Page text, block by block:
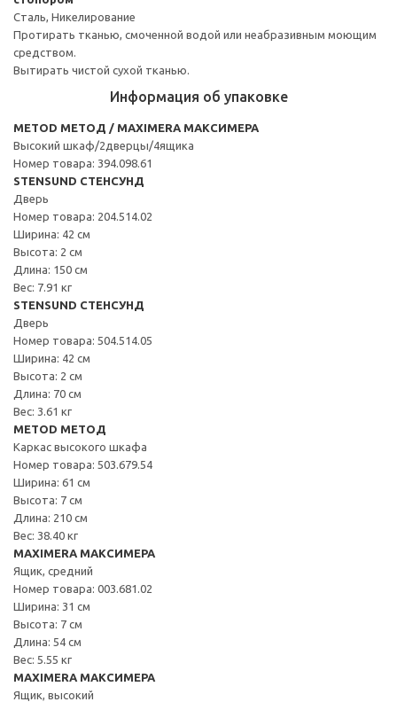
Сталь, Никелирование
Протирать тканью, смоченной водой или неабразивным моющим
средством.
Вытирать чистой сухой тканью.
Информация об упаковке
METOD МЕТОД / MAXIMERA МАКСИМЕРА
Высокий шкаф/2дверцы/4ящика
Номер товара: 394.098.61
STENSUND СТЕНСУНД
Дверь
Номер товара: 204.514.02
Ширина: 42 см
Высота: 2 см
Длина: 150 см
Вес: 7.91 кг
STENSUND СТЕНСУНД
Дверь
Номер товара: 504.514.05
Ширина: 42 см
Высота: 2 см
Длина: 70 см
Вес: 3.61 кг
METOD МЕТОД
Каркас высокого шкафа
Номер товара: 503.679.54
Ширина: 61 см
Высота: 7 см
Длина: 210 см
Вес: 38.40 кг
MAXIMERA МАКСИМЕРА
Ящик, средний
Номер товара: 003.681.02
Ширина: 31 см
Высота: 7 см
Длина: 54 см
Вес: 5.55 кг
MAXIMERA МАКСИМЕРА
Ящик, высокий